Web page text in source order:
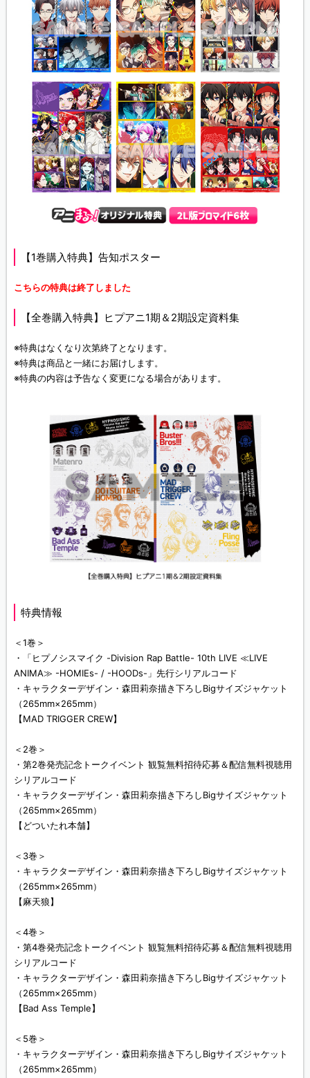
【1巻購入特典】告知ポスター
こちらの特典は終了しました
【全巻購入特典】ヒプアニ1期＆2期設定資料集
※特典はなくなり次第終了となります。
※特典は商品と一緒にお届けします。
※特典の内容は予告なく変更になる場合があります。
特典情報
＜1巻＞
・「ヒプノシスマイク -Division Rap Battle- 10th LIVE ≪LIVE
ANIMA≫ -HOMIEs- / -HOODs-」先行シリアルコード
・キャラクターデザイン・森田莉奈描き下ろしBigサイズジャケット
（265mm×265mm）
【MAD TRIGGER CREW】
＜2巻＞
・第2巻発売記念トークイベント 観覧無料招待応募＆配信無料視聴用
シリアルコード
・キャラクターデザイン・森田莉奈描き下ろしBigサイズジャケット
（265mm×265mm）
【どついたれ本舗】
＜3巻＞
・キャラクターデザイン・森田莉奈描き下ろしBigサイズジャケット
（265mm×265mm）
【麻天狼】
＜4巻＞
・第4巻発売記念トークイベント 観覧無料招待応募＆配信無料視聴用
シリアルコード
・キャラクターデザイン・森田莉奈描き下ろしBigサイズジャケット
（265mm×265mm）
【Bad Ass Temple】
＜5巻＞
・キャラクターデザイン・森田莉奈描き下ろしBigサイズジャケット
（265mm×265mm）